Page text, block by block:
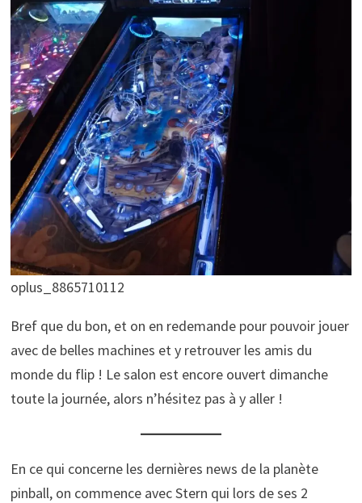
oplus_8865710112
Bref que du bon, et on en redemande pour pouvoir jouer
avec de belles machines et y retrouver les amis du
monde du flip ! Le salon est encore ouvert dimanche
toute la journée, alors n’hésitez pas à y aller !
En ce qui concerne les dernières news de la planète
pinball, on commence avec Stern qui lors de ses 2